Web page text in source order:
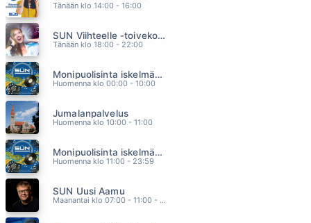
05.31
05.27
05.21
05.17
05.15
Tänään klo 14:00 - 16:00
SUN Viihteelle -toivekonsertti
Tänään klo 18:00 - 22:00
Monipuolisinta iskelmää ja parasta poppia
Huomenna klo 00:00 - 10:00
Jumalanpalvelus
Huomenna klo 10:00 - 11:00
Monipuolisinta iskelmää ja parasta poppia
Huomenna klo 11:00 - 23:59
SUN Uusi Aamu
Maanantai klo 07:00 - 11:00 - Studiossa: Kimmo Hoivassilta